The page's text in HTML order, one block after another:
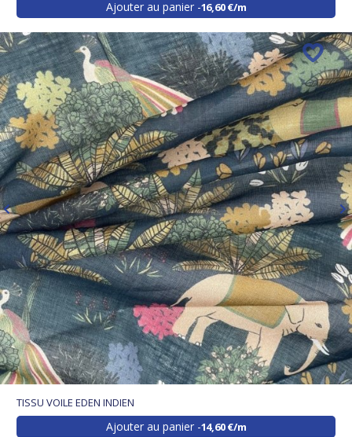
Ajouter au panier 16,60 €/m
TISSU VOILE EDEN INDIEN
Ajouter au panier 14,60 €/m